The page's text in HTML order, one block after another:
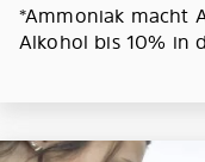
*Ammoniak macht
Alkohol bis 10% in